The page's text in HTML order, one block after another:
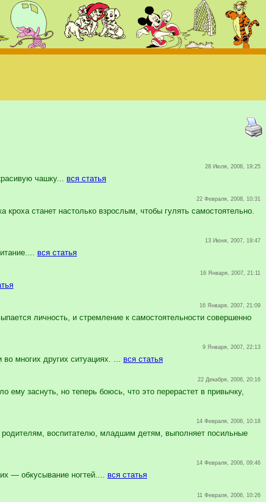
28 Июля, 2008, 19:25
чашку... вся статья
22 Февраля, 2008, 10:31
станет настолько взрослым, чтобы гулять самостоятельно.
13 Июня, 2007, 19:47
вся статья
16 Января, 2007, 21:11
16 Января, 2007, 21:09
личность, и стремление к самостоятельности совершенно
9 Января, 2007, 22:13
многих других ситуациях. ... вся статья
22 Декабря, 2006, 20:16
заснуть, но теперь боюсь, что это перерастет в привычку,
14 Февраля, 2006, 10:18
воспитателю, младшим детям, выполняет посильные
14 Февраля, 2006, 09:46
— обкусывание ногтей.... вся статья
11 Февраля, 2006, 10:26